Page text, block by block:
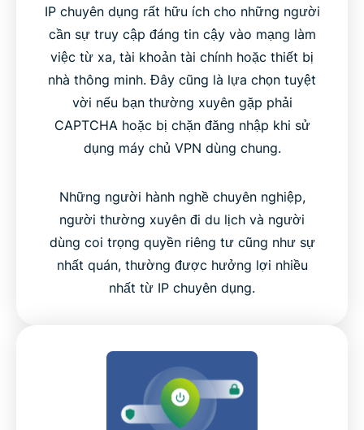
IP chuyên dụng rất hữu ích cho những người
cần sự truy cập đáng tin cậy vào mạng làm
việc từ xa, tài khoản tài chính hoặc thiết bị
nhà thông minh. Đây cũng là lựa chọn tuyệt
vời nếu bạn thường xuyên gặp phải
CAPTCHA hoặc bị chặn đăng nhập khi sử
dụng máy chủ VPN dùng chung.
Những người hành nghề chuyên nghiệp,
người thường xuyên đi du lịch và người
dùng coi trọng quyền riêng tư cũng như sự
nhất quán, thường được hưởng lợi nhiều
nhất từ IP chuyên dụng.